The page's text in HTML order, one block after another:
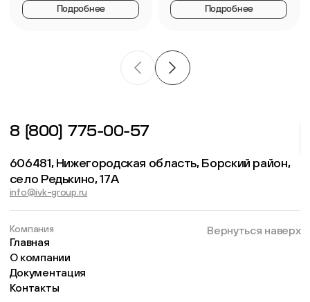
Подробнее Подробнее
8 (800) 775-00-57
606481, Нижегородская область, Борский район,
село Редькино, 17А
info@ivk-group.ru
Компания
Главная
О компании
Документация
Контакты
Вернуться наверх